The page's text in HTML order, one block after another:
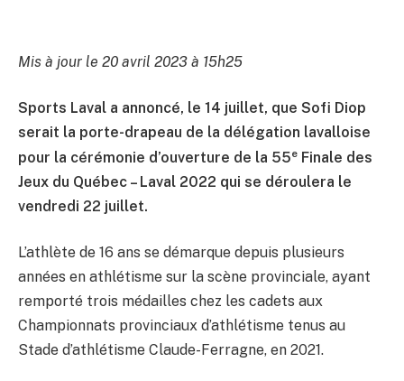
Mis à jour le 20 avril 2023 à 15h25
Sports Laval a annoncé, le 14 juillet, que Sofi Diop
serait la porte-drapeau de la délégation lavalloise
pour la cérémonie d’ouverture de la 55e Finale des
Jeux du Québec – Laval 2022 qui se déroulera le
vendredi 22 juillet.
L’athlète de 16 ans se démarque depuis plusieurs
années en athlétisme sur la scène provinciale, ayant
remporté trois médailles chez les cadets aux
Championnats provinciaux d’athlétisme tenus au
Stade d’athlétisme Claude-Ferragne, en 2021.